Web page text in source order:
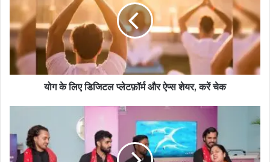
योग के लिए डिजिटल प्लेटफ़ॉर्म और ऐप्स शेयर, करें चेक